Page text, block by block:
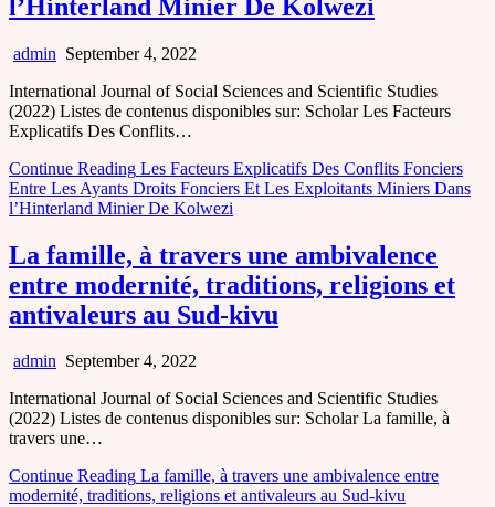
l’Hinterland Minier De Kolwezi
admin September 4, 2022
International Journal of Social Sciences and Scientific Studies
(2022) Listes de contenus disponibles sur: Scholar Les Facteurs
Explicatifs Des Conflits…
Continue Reading Les Facteurs Explicatifs Des Conflits Fonciers
Entre Les Ayants Droits Fonciers Et Les Exploitants Miniers Dans
l’Hinterland Minier De Kolwezi
La famille, à travers une ambivalence
entre modernité, traditions, religions et
antivaleurs au Sud-kivu
admin September 4, 2022
International Journal of Social Sciences and Scientific Studies
(2022) Listes de contenus disponibles sur: Scholar La famille, à
travers une…
Continue Reading La famille, à travers une ambivalence entre
modernité, traditions, religions et antivaleurs au Sud-kivu